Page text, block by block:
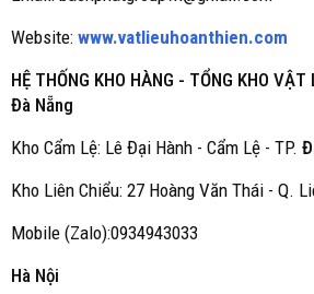
Website: www.vatlieuhoanthien.com
HỆ THỐNG KHO HÀNG - TỔNG KHO VẬT
Đà Nẵng
Kho Cẩm Lệ: Lê Đại Hành - Cẩm Lệ - TP.
Kho Liên Chiểu: 27 Hoàng Văn Thái - Q.
Mobile (Zalo):0934943033
Hà Nội